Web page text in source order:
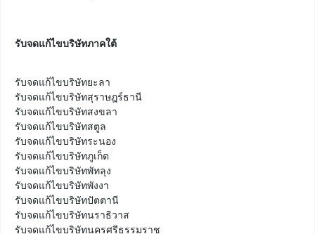
รับจดแก้ไขบริษัทภาคใต้
รับจดแก้ไขบริษัทยะลา
รับจดแก้ไขบริษัทสุราษฎร์ธานี
รับจดแก้ไขบริษัทสงขลา
รับจดแก้ไขบริษัทสตูล
รับจดแก้ไขบริษัทระนอง
รับจดแก้ไขบริษัทภูเก็ต
รับจดแก้ไขบริษัทพัทลุง
รับจดแก้ไขบริษัทพังงา
รับจดแก้ไขบริษัทปัตตานี
รับจดแก้ไขบริษัทนราธิวาส
รับจดแก้ไขบริษัทนครศรีธรรมราช